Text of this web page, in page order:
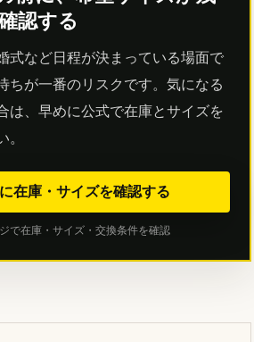
、革靴、バッグ、時計と色や素
する
すぎず小さすぎないか見る
長時間使用の頻度を考える
公式情報を購入前に確認する